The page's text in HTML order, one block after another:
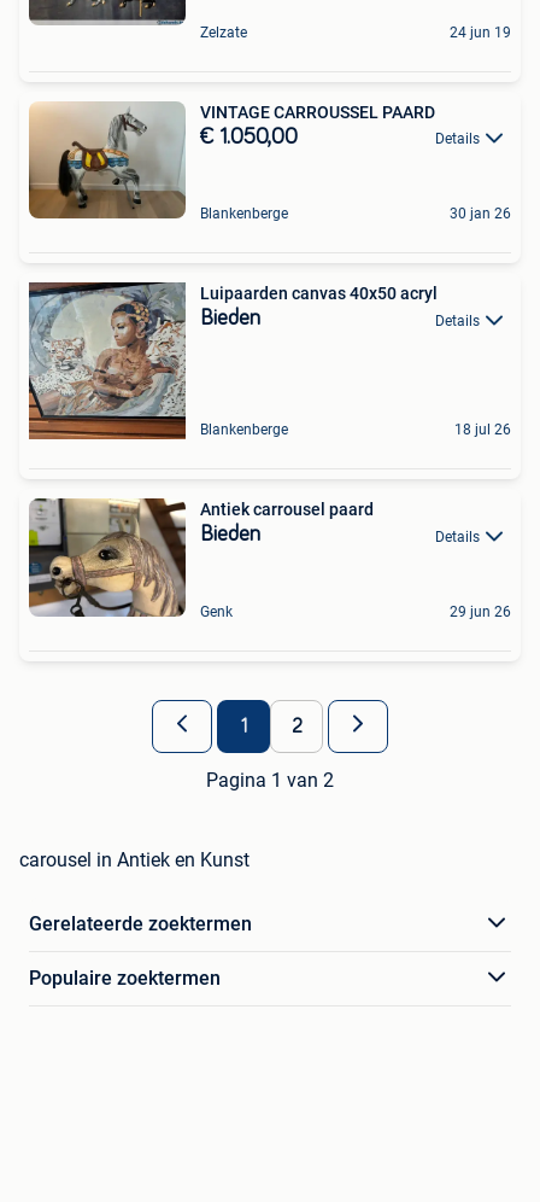
Zelzate 24 jun 19
VINTAGE CARROUSSEL PAARD
€ 1.050,00 Details
Blankenberge 30 jan 26
Luipaarden canvas 40x50 acryl
Bieden Details
Blankenberge 18 jul 26
Antiek carrousel paard
Bieden Details
Genk 29 jun 26
1 2
Pagina 1 van 2
carousel in Antiek en Kunst
Gerelateerde zoektermen
Populaire zoektermen